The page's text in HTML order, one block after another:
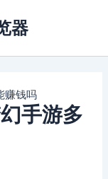
器
赚钱吗
手游多